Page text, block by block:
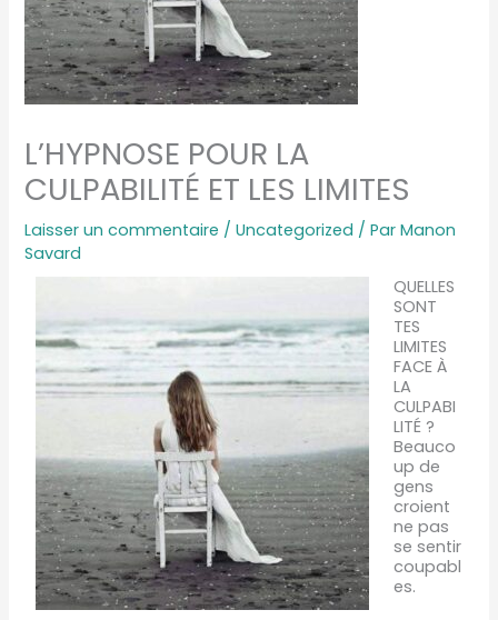
L’HYPNOSE POUR LA
CULPABILITÉ ET LES LIMITES
Laisser un commentaire /Uncategorized / ParManon
Savard
QUELLES
SONT
TES
LIMITES
FACE À
LA
CULPABI
LITÉ ?
Beauco
up de
gens
croient
ne pas
se sentir
coupabl
es.